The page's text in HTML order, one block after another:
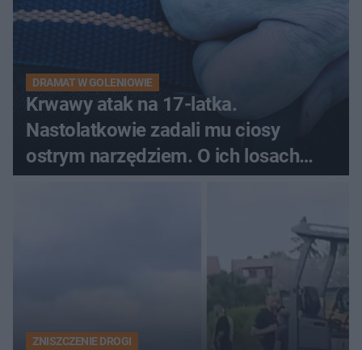
DRAMAT W GOLENIOWIE
Krwawy atak na 17-latka.
Nastolatkowie zadali mu ciosy
ostrym narzędziem. O ich losach
zdecyduje sąd rodzinny
ZNISZCZENIE DROGI